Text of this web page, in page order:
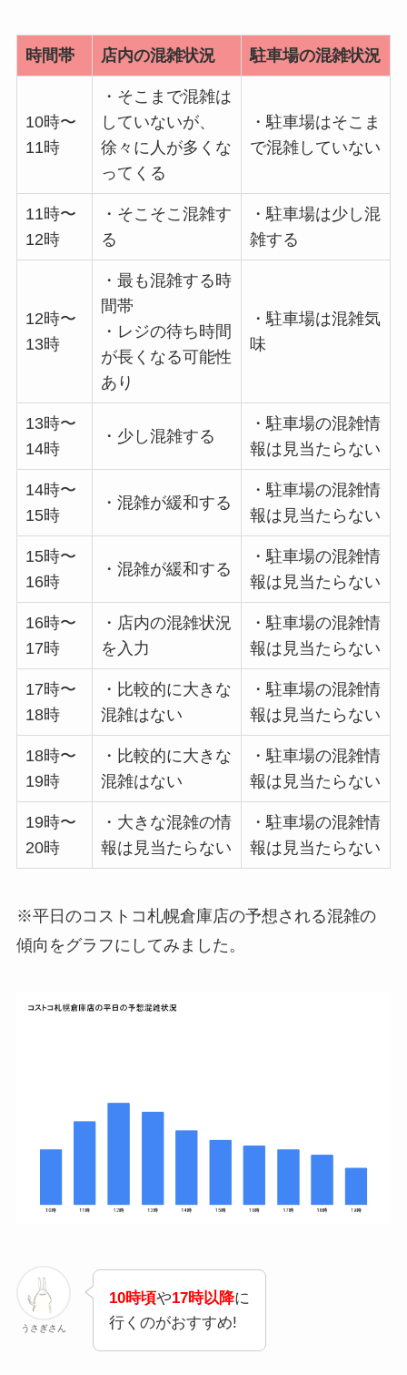
時間帯 店内の混雑状況 駐車場の混雑状況
10時〜
11時
・そこまで混雑は
していないが、
徐々に人が多くな
ってくる
・駐車場はそこま
で混雑していない
11時〜
12時
・そこそこ混雑す
る
・駐車場は少し混
雑する
12時〜
13時
・最も混雑する時
間帯
・レジの待ち時間
が長くなる可能性
あり
・駐車場は混雑気
味
13時〜
14時
・少し混雑する
・駐車場の混雑情
報は見当たらない
14時〜
15時
・混雑が緩和する
・駐車場の混雑情
報は見当たらない
15時〜
16時
・混雑が緩和する
・駐車場の混雑情
報は見当たらない
16時〜
17時
・店内の混雑状況
を入力
・駐車場の混雑情
報は見当たらない
17時〜
18時
・比較的に大きな
混雑はない
・駐車場の混雑情
報は見当たらない
18時〜
19時
・比較的に大きな
混雑はない
・駐車場の混雑情
報は見当たらない
19時〜
20時
・大きな混雑の情
報は見当たらない
・駐車場の混雑情
報は見当たらない
※平日のコストコ札幌倉庫店の予想される混雑の
傾向をグラフにしてみました。
うさぎさん
10時頃や17時以降に
行くのがおすすめ!